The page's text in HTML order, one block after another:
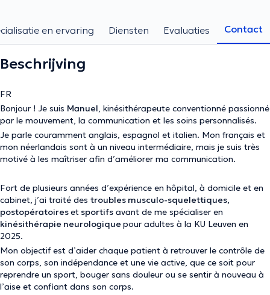
en ervaring Diensten Evaluaties Contact
Beschrijving
FR
Bonjour ! Je suis Manuel, kinésithérapeute conventionné passionné
par le mouvement, la communication et les soins personnalisés.
Je parle couramment anglais, espagnol et italien. Mon français et
mon néerlandais sont à un niveau intermédiaire, mais je suis très
motivé à les maîtriser afin d’améliorer ma communication.
Fort de plusieurs années d’expérience en hôpital, à domicile et en
cabinet, j’ai traité des troubles musculo-squelettiques,
postopératoireset sportifs avant de me spécialiser en
kinésithérapie neurologique pour adultes à la KU Leuven en
2025.
Mon objectif est d’aider chaque patient à retrouver le contrôle de
son corps, son indépendance et une vie active, que ce soit pour
reprendre un sport, bouger sans douleur ou se sentir à nouveau à
l’aise et confiant dans son corps.